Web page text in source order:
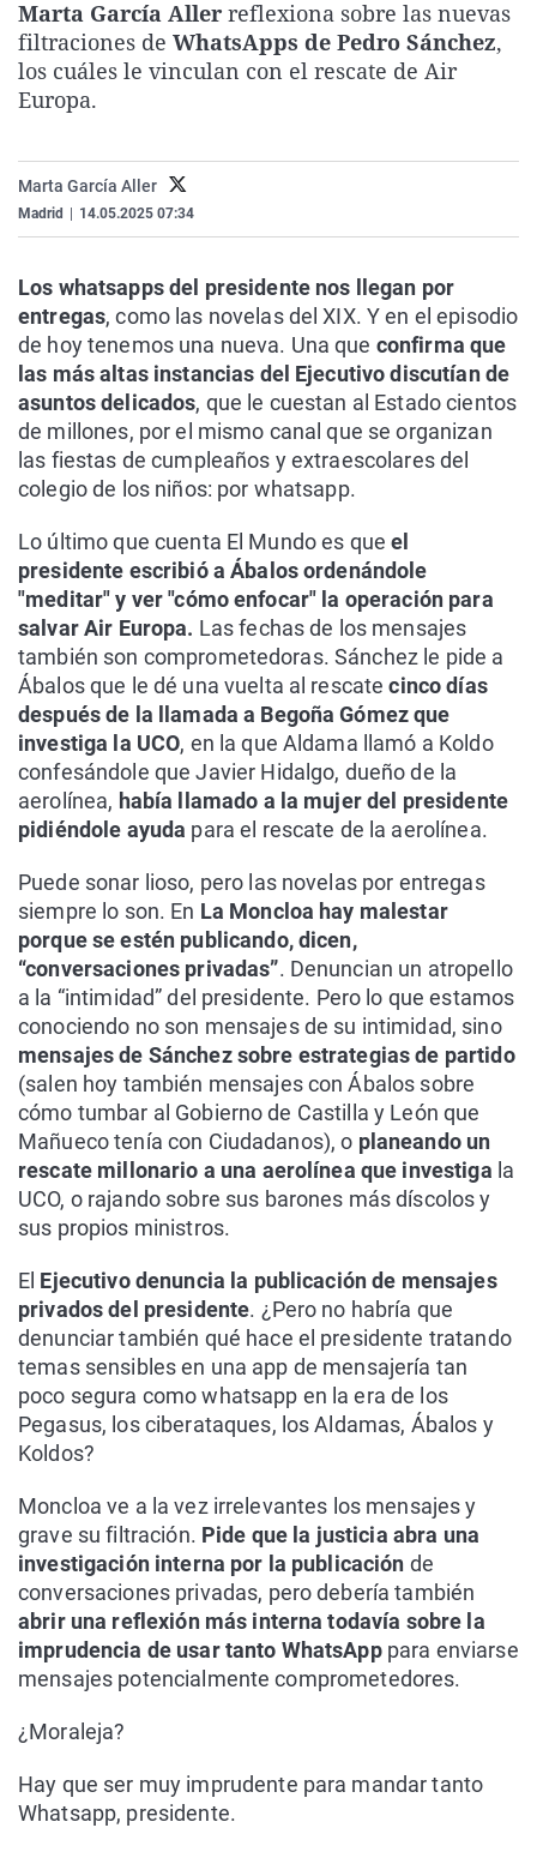
La rosa de los vientos
Gente viajera
Caso
Retornados
Extremadura
Galicia
Virales
Televisión
Marta García Aller reflexiona sobre las nuevas
filtraciones de WhatsApps de Pedro Sánchez,
los cuáles le vinculan con el rescate de Air
Europa.
Marta García Aller
Madrid 14.05.2025 07:34
Los whatsapps del presidente nos llegan por
entregas, como las novelas del XIX. Y en el episodio
de hoy tenemos una nueva. Una que confirma que
las más altas instancias del Ejecutivo discutían de
asuntos delicados, que le cuestan al Estado cientos
de millones, por el mismo canal que se organizan
las fiestas de cumpleaños y extraescolares del
colegio de los niños: por whatsapp.
Lo último que cuenta El Mundo es que el
presidente escribió a Ábalos ordenándole
"meditar" y ver "cómo enfocar" la operación para
salvar Air Europa. Las fechas de los mensajes
también son comprometedoras. Sánchez le pide a
Ábalos que le dé una vuelta al rescatecinco días
después de la llamada a Begoña Gómez que
investiga la UCO, en la que Aldama llamó a Koldo
confesándole que Javier Hidalgo, dueño de la
aerolínea, había llamado a la mujer del presidente
pidiéndole ayuda para el rescate de la aerolínea.
Puede sonar lioso, pero las novelas por entregas
siempre lo son. En La Moncloa hay malestar
porque se estén publicando, dicen,
“conversaciones privadas”. Denuncian un atropello
a la “intimidad” del presidente. Pero lo que estamos
conociendo no son mensajes de su intimidad, sino
mensajes de Sánchez sobre estrategias de partido
(salen hoy también mensajes con Ábalos sobre
cómo tumbar al Gobierno de Castilla y León que
Mañueco tenía con Ciudadanos), o planeando un
rescate millonario a una aerolínea que investiga la
UCO, o rajando sobre sus barones más díscolos y
sus propios ministros.
El Ejecutivo denuncia la publicación de mensajes
privados del presidente. ¿Pero no habría que
denunciar también qué hace el presidente tratando
temas sensibles en una app de mensajería tan
poco segura como whatsapp en la era de los
Pegasus, los ciberataques, los Aldamas, Ábalos y
Koldos?
Moncloa ve a la vez irrelevantes los mensajes y
grave su filtración. Pide que la justicia abra una
investigación interna por la publicación de
conversaciones privadas, pero debería también
abrir una reflexión más interna todavía sobre la
imprudencia de usar tanto WhatsApppara enviarse
mensajes potencialmente comprometedores.
¿Moraleja?
Hay que ser muy imprudente para mandar tanto
Whatsapp, presidente.